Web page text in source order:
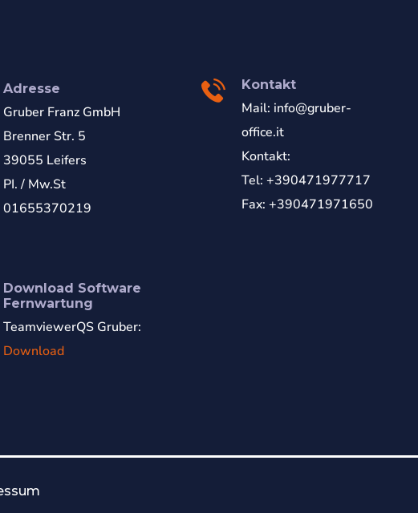
Adresse
Gruber Franz GmbH
Brenner Str. 5
39055 Leifers
PI. / Mw.St
01655370219
Download Software
Fernwartung
TeamviewerQS Gruber:
Download
Kontakt
Mail: info@gruber-
office.it
Kontakt:
Tel: +390471977717
Fax: +390471971650